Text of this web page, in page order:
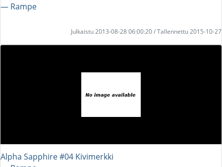
― Rampe
Julkaistu 2013-08-28 06:00:20 / Tallennettu 2015-10-27
Alpha Sapphire #04 Kivimerkki